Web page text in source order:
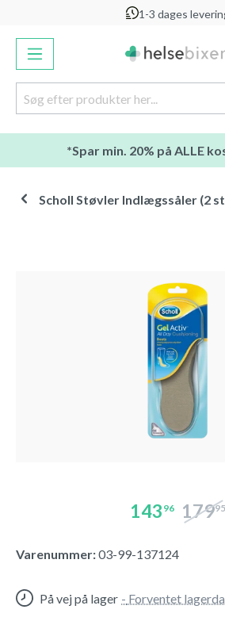
1-3 dages
*Spar min. 20% på ALLE
Scholl Støvler Indlægssåler (2
143 96 17995
Varenummer:03-99-137124
På vej på lager - Forventet